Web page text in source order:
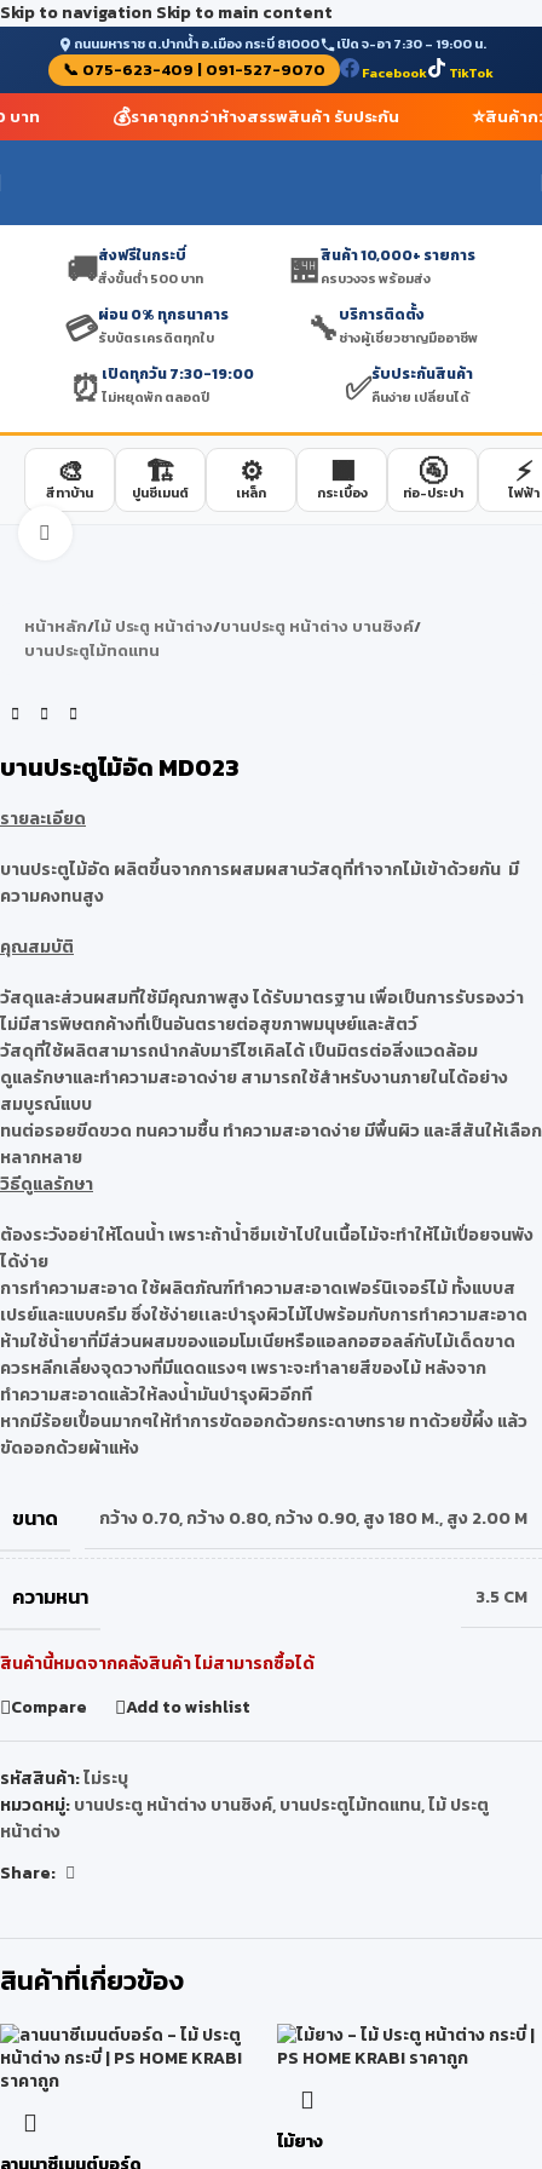
Skip to navigation Skip to main content
ถนนมหาราช ต.ปากน้ำ อ.เมือง กระบี่ 81000 เปิด จ-อา 7:30 – 19:00 น.
📞 075-623-409 | 091-527-9070 Facebook TikTok
บาท 💰ราคาถูกกว่าห้างสรรพสินค้า รับประกัน ⭐สินค้าก
🚚ส่งฟรีในกระบี่
สั่งขั้นต่ำ 500 บาท 🏪สินค้า 10,000+ รายการ
ครบวงจร พร้อมส่ง
💳ผ่อน 0% ทุกธนาคาร
รับบัตรเครดิตทุกใบ 🔧บริการติดตั้ง
ช่างผู้เชี่ยวชาญมืออาชีพ
⏰ เปิดทุกวัน 7:30-19:00
ไม่หยุดพัก ตลอดปี ✅รับประกันสินค้า
คืนง่าย เปลี่ยนได้
🎨
สีทาบ้าน
🏗️
ปูนซีเมนต์
⚙️
เหล็ก
🟫
กระเบื้อง
🚰
ท่อ-ประปา
⚡
ไฟฟ้า
Click to enlarge
หน้าหลัก/ไม้ ประตู หน้าต่าง/บานประตู หน้าต่าง บานซิงค์/
บานประตูไม้ทดแทน
บานประตูไม้อัด MD023
รายละเอียด
บานประตูไม้อัด ผลิตขึ้นจากการผสมผสานวัสดุที่ทำจากไม้เข้าด้วยกัน มี
ความคงทนสูง
คุณสมบัติ
วัสดุและส่วนผสมที่ใช้มีคุณภาพสูง ได้รับมาตรฐาน เพื่อเป็นการรับรองว่า
ไม่มีสารพิษตกค้างที่เป็นอันตรายต่อสุขภาพมนุษย์และสัตว์
วัสดุที่ใช้ผลิตสามารถนำกลับมารีไซเคิลได้ เป็นมิตรต่อสิ่งแวดล้อม
ดูแลรักษาและทำความสะอาดง่าย สามารถใช้สำหรับงานภายในได้อย่าง
สมบูรณ์แบบ
ทนต่อรอยขีดขวด ทนความชื้น ทำความสะอาดง่าย มีพื้นผิว และสีสันให้เลือก
หลากหลาย
วิธีดูแลรักษา
ต้องระวังอย่าให้โดนน้ำ เพราะถ้าน้ำซึมเข้าไปในเนื้อไม้จะทำให้ไม้เปื่อยจนพัง
ได้ง่าย
การทำความสะอาด ใช้ผลิตภัณฑ์ทำความสะอาดเฟอร์นิเจอร์ไม้ ทั้งแบบส
เปรย์และแบบครีม ซึ่งใช้ง่ายเเละบำรุงผิวไม้ไปพร้อมกับการทำความสะอาด
ห้ามใช้น้ำยาที่มีส่วนผสมของแอมโมเนียหรือแอลกอฮอลล์กับไม้เด็ดขาด
ควรหลีกเลี่ยงจุดวางที่มีแดดแรงๆ เพราะจะทำลายสีของไม้ หลังจาก
ทำความสะอาดแล้วให้ลงน้ำมันบำรุงผิวอีกที
หากมีร้อยเปื้อนมากๆให้ทำการขัดออกด้วยกระดาษทราย ทาด้วยขี้ผึ้ง แล้ว
ขัดออกด้วยผ้าแห้ง
ขนาด กว้าง 0.70,กว้าง 0.80,กว้าง 0.90,สูง 180 M.,สูง 2.00 M
ความหนา 3.5 CM
สินค้านี้หมดจากคลังสินค้า ไม่สามารถซื้อได้
Compare
Add to wishlist
รหัสสินค้า:ไม่ระบุ
หมวดหมู่:บานประตู หน้าต่าง บานซิงค์,บานประตูไม้ทดแทน,ไม้ ประตู
หน้าต่าง
Share:
สินค้าที่เกี่ยวข้อง
ไม้ยาง